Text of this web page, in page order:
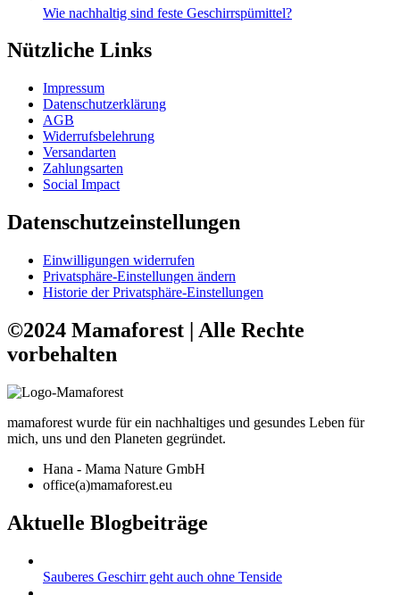
Wie nachhaltig sind feste Geschirrspümittel?
Nützliche Links
Impressum
Datenschutzerklärung
AGB
Widerrufsbelehrung
Versandarten
Zahlungsarten
Social Impact
Datenschutzeinstellungen
Einwilligungen widerrufen
Privatsphäre-Einstellungen ändern
Historie der Privatsphäre-Einstellungen
©2024 Mamaforest | Alle Rechte
vorbehalten
mamaforest wurde für ein nachhaltiges und gesundes Leben für
mich, uns und den Planeten gegründet.
Hana - Mama Nature GmbH
office(a)mamaforest.eu
Aktuelle Blogbeiträge
Sauberes Geschirr geht auch ohne Tenside